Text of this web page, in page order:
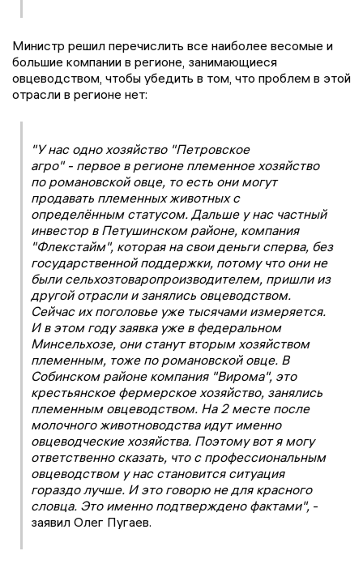
Министр решил перечислить все наиболее весомые и
большие компании в регионе, занимающиеся
овцеводством, чтобы убедить в том, что проблем в этой
отрасли в регионе нет:
"У нас одно хозяйство "Петровское
агро" - первое в регионе племенное хозяйство
по романовской овце, то есть они могут
продавать племенных животных с
определённым статусом. Дальше у нас частный
инвестор в Петушинском районе, компания
"Флекстайм", которая на свои деньги сперва, без
государственной поддержки, потому что они не
были сельхозтоваропроизводителем, пришли из
другой отрасли и занялись овцеводством.
Сейчас их поголовье уже тысячами измеряется.
И в этом году заявка уже в федеральном
Минсельхозе, они станут вторым хозяйством
племенным, тоже по романовской овце. В
Собинском районе компания "Вирома", это
крестьянское фермерское хозяйство, занялись
племенным овцеводством. На 2 месте после
молочного животноводства идут именно
овцеводческие хозяйства. Поэтому вот я могу
ответственно сказать, что с профессиональным
овцеводством у нас становится ситуация
гораздо лучше. И это говорю не для красного
словца. Это именно подтверждено фактами", -
заявил Олег Пугаев.